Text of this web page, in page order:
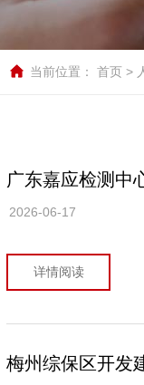
当前位置： 首页 >
广东嘉应检测中
2026-06-17
详情阅读
梅州综保区开发